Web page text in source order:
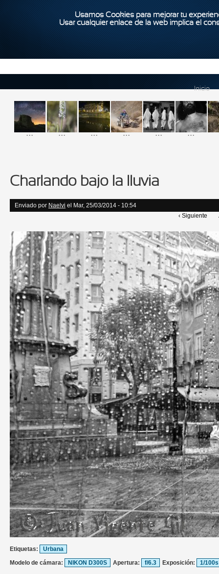
Usamos Cookies para mejorar tu
Usar cualquier enlace de la web implica el
Inicio
... ... ... ... ... ...
Charlando bajo la lluvia
Enviado por Naelvi el Mar, 25/03/2014 - 10:54
‹ Siguiente
Etiquetas:
Urbana
Modelo de cámara:
NIKON D300S Apertura: f/6.3 Exposición: 1/100s